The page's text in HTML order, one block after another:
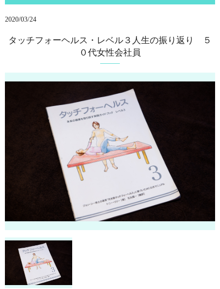
2020/03/24
タッチフォーヘルス・レベル３人生の振り返り ５
０代女性会社員